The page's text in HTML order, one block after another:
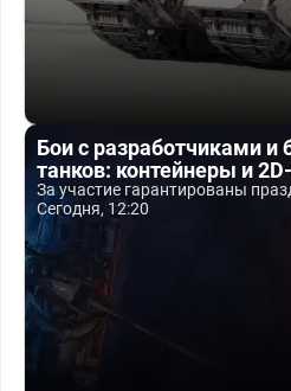
Бои с разработчиками и
танков: контейнеры и
За участие гарантированы
Сегодня, 12:20